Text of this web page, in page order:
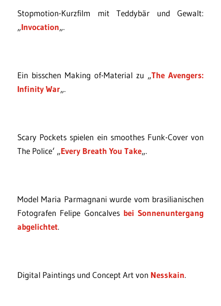
Stopmotion-Kurzfilm mit Teddybär und Gewalt:
„Invocation„.
Ein bisschen Making of-Material zu „The Avengers:
Infinity War„.
Scary Pockets spielen ein smoothes Funk-Cover von
The Police‘ „Every Breath You Take„.
Model Maria Parmagnani wurde vom brasilianischen
Fotografen Felipe Goncalves bei Sonnenuntergang
abgelichtet.
Digital Paintings und Concept Art von Nesskain.